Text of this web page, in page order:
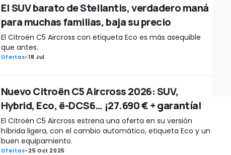
El SUV barato de Stellantis, verdadero maná
para muchas familias, baja su precio
El Citroën C5 Aircross con etiqueta Eco es más asequible
que antes.
Ofertas-18 Jul
Nuevo Citroën C5 Aircross 2026: SUV,
Hybrid, Eco, ë-DCS6… ¡27.690 € + garantía!
El Citroën C5 Aircross estrena una oferta en su versión
híbrida ligera, con el cambio automático, etiqueta Eco y un
buen equipamiento.
Ofertas- 25 Oct 2025